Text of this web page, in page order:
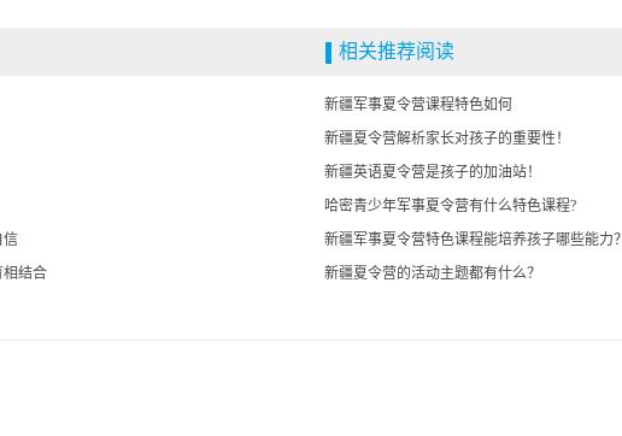
信
相结合
相关推荐阅读
新疆军事夏令营课程特色如何
新疆夏令营解析家长对孩子的重要性！
新疆英语夏令营是孩子的加油站！
哈密青少年军事夏令营有什么特色课程?
新疆军事夏令营特色课程能培养孩子哪些能力？
新疆夏令营的活动主题都有什么？